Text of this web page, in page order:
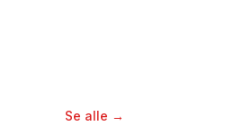
Se alle →